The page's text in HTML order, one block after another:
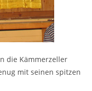
die Kämmerzeller
mit seinen spitzen